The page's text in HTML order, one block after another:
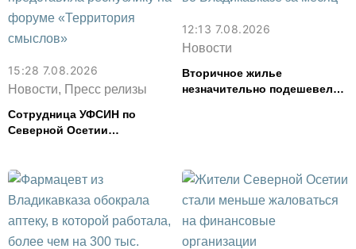
15:28 7.08.2026
Новости, Пресс релизы
Сотрудница УФСИН по
Северной Осетии
смыслов»
12:13 7.08.2026
Новости
Вторичное жилье
незначительно подешевело